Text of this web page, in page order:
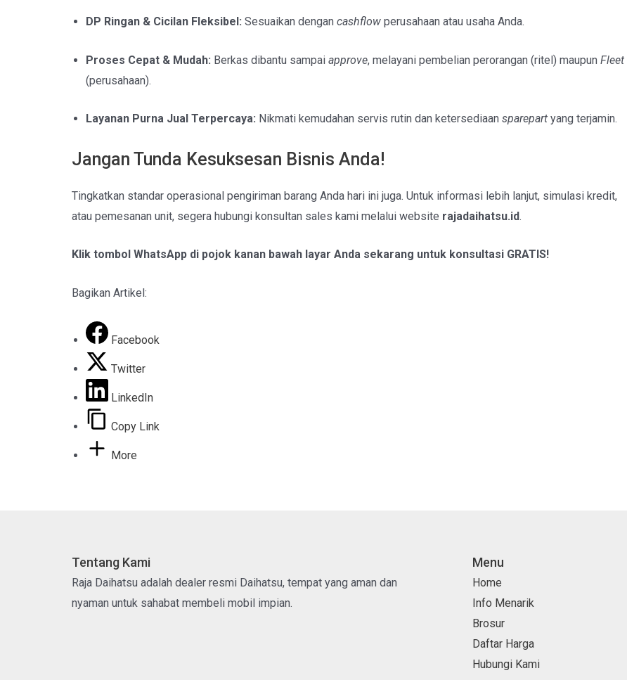
DP Ringan & Cicilan Fleksibel: Sesuaikan dengan cashflow perusahaan atau usaha Anda.
Proses Cepat & Mudah: Berkas dibantu sampai approve, melayani pembelian perorangan (ritel) maupun Fleet
(perusahaan).
Layanan Purna Jual Terpercaya: Nikmati kemudahan servis rutin dan ketersediaan sparepart yang terjamin.
Jangan Tunda Kesuksesan Bisnis Anda!
Tingkatkan standar operasional pengiriman barang Anda hari ini juga. Untuk informasi lebih lanjut, simulasi kredit,
atau pemesanan unit, segera hubungi konsultan sales kami melalui website rajadaihatsu.id.
Klik tombol WhatsApp di pojok kanan bawah layar Anda sekarang untuk konsultasi GRATIS!
Bagikan Artikel:
Facebook
Twitter
LinkedIn
Copy Link
More
Tentang Kami
Raja Daihatsu adalah dealer resmi Daihatsu, tempat yang aman dan
nyaman untuk sahabat membeli mobil impian.
Menu
Home
Info Menarik
Brosur
Daftar Harga
Hubungi Kami